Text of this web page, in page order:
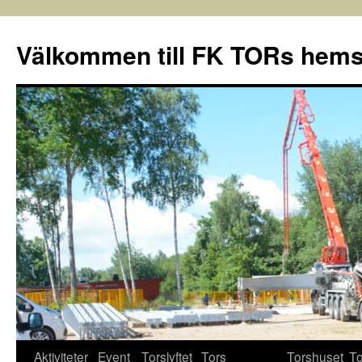
Välkommen till FK TORs
Hoppa
Aktiviteter Event Torslyftet Tors
Torshuset